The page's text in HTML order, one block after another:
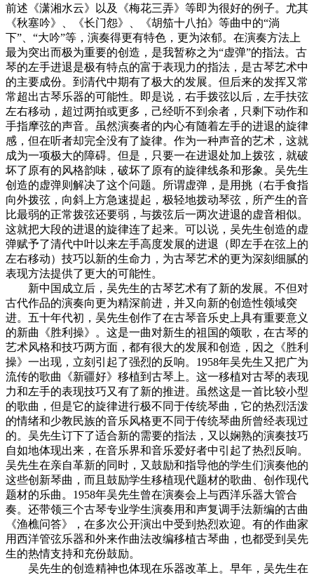
前述《潇湘水云》以及《梅花三弄》等即为很好的例子。尤其
《秋塞吟》、《长门怨》、《胡笳十八拍》等曲中的“淌
下”、“大吟”等，演奏得更有特色，更为浓郁。在演奏方法上
最为突出而极为重要的创造，是我暂称之为“虚弹”的指法。古
琴的左手进退是极有特点的富于表现力的指法，是古琴艺术中
的主要成份。到清代中期有了极大的发展。但后来的发挥又常
常超出古琴乐器的可能性。即是说，右手拨弦以后，左手扶弦
左右移动，超过两拍或更多，己经听不到余者，只剩下动作和
手指摩弦的声音。虽然演奏者的内心有随着左手的进退的旋律
感，但在听者却完全没有了旋律。作为一种声音的艺术，这就
成为一项极大的障碍。但是，只要一在进退处加上拨弦，就破
坏了原有的风格韵味，破坏了原有的旋律线条和形象。吴先生
创造的虚弹则解决了这个问题。所谓虚弹，是用挑（右手食指
向外拨弦，向斜上方急速提起，极轻地拨动琴弦，所产生的音
比最弱的正常拨弦还要弱，与拨弦后一两次进退的虚音相似。
这就把大段的进退的旋律连了起来。可以说，吴先生创造的虚
弹赋予了清代中叶以来左手高度发展的进退（即左手在弦上的
左右移动）技巧以新的生命力，为古琴艺术的更为深刻细腻的
表现方法提供了更大的可能性。
新中国成立后，吴先生的古琴艺术有了新的发展。不但对
古代作品的演奏向更为精深前进，并又向新的创造性领域突
进。五十年代初，吴先生创作了在古琴音乐史上具有重要意义
的新曲《胜利操》。这是一曲对新生的祖国的颂歌，在古琴的
艺术风格和技巧两方面，都有很大的发展和创造，因之《胜利
操》一出现，立刻引起了强烈的反响。1958年吴先生又把广为
流传的歌曲《新疆好》移植到古琴上。这一移植对古琴的表现
力和左手的表现技巧又有了新的推进。虽然这是一首比较小型
的歌曲，但是它的旋律进行极不同于传统琴曲，它的热烈活泼
的情绪和少教民族的音乐风格更不同于传统琴曲所曾经表现过
的。吴先生订下了适合新的需要的指法，又以娴熟的演奏技巧
自如地体现出来，在音乐界和音乐爱好者中引起了热烈反响。
吴先生在亲自革新的同时，又鼓励和指导他的学生们演奏他的
这些创新琴曲，而且鼓励学生移植现代题材的歌曲、创作现代
题材的乐曲。1958年吴先生曾在演奏会上与西洋乐器大管合
奏。还带领三个古琴专业学生演奏用和声复调手法新编的古曲
《渔樵问答》，在多次公开演出中受到热烈欢迎。有的作曲家
用西洋管弦乐器和外来作曲法改编移植古琴曲，也都受到吴先
生的热情支持和充份鼓励。
吴先生的创造精神也体现在乐器改革上。早年，吴先生在